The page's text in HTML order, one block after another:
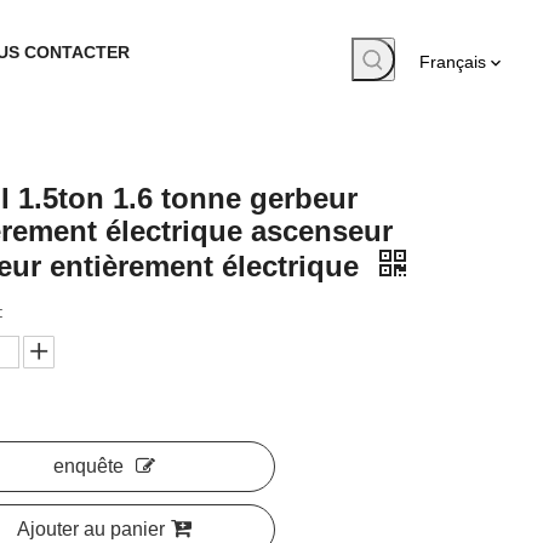
CONTACTER Français
1.5ton 1.6 tonne gerbeur
électrique ascenseur
entièrement électrique
enquête
Ajouter au panier